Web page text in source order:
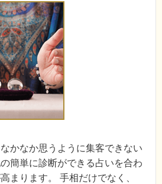
かなか思うように集客できない
簡単に診断ができる占いを合わ
まります。 手相だけでなく、